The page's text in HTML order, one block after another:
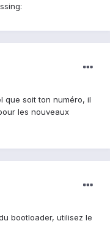
que soit ton numéro, il
les nouveaux
bootloader, utilisez le